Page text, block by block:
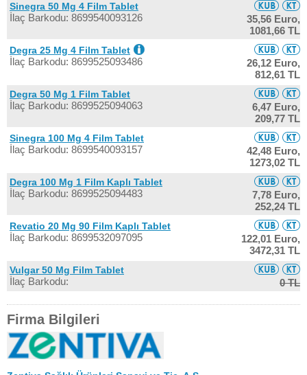
Sinegra 50 Mg 4 Film Tablet
İlaç Barkodu: 8699540093126
35,56 Euro,
1081,66 TL
Degra 25 Mg 4 Film Tablet
İlaç Barkodu: 8699525093486
26,12 Euro,
812,61 TL
Degra 50 Mg 1 Film Tablet
İlaç Barkodu: 8699525094063
6,47 Euro,
209,77 TL
Sinegra 100 Mg 4 Film Tablet
İlaç Barkodu: 8699540093157
42,48 Euro,
1273,02 TL
Degra 100 Mg 1 Film Kaplı Tablet
İlaç Barkodu: 8699525094483
7,78 Euro,
252,24 TL
Revatio 20 Mg 90 Film Kaplı Tablet
İlaç Barkodu: 8699532097095
122,01 Euro,
3472,31 TL
Vulgar 50 Mg Film Tablet
İlaç Barkodu: 0 TL
Firma Bilgileri